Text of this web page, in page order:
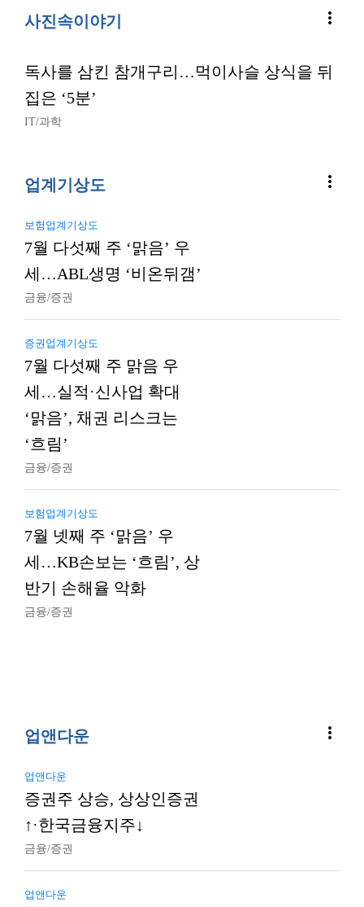
사진속이야기 more_vert
독사를 삼킨 참개구리…먹이사슬 상식을 뒤
집은 ‘5분’
IT/과학
업계기상도 more_vert
보험업계기상도
7월 다섯째 주 ‘맑음’ 우
세…ABL생명 ‘비온뒤갬’
금융/증권
증권업계기상도
7월 다섯째 주 맑음 우
세…실적·신사업 확대
‘맑음’, 채권 리스크는
‘흐림’
금융/증권
보험업계기상도
7월 넷째 주 ‘맑음’ 우
세…KB손보는 ‘흐림’, 상
반기 손해율 악화
금융/증권
업앤다운 more_vert
업앤다운
증권주 상승, 상상인증권
↑·한국금융지주↓
금융/증권
업앤다운